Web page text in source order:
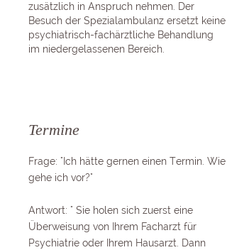
zusätzlich in Anspruch nehmen. Der
Besuch der Spezialambulanz ersetzt keine
psychiatrisch-fachärztliche Behandlung
im niedergelassenen Bereich.
Termine
Frage: "Ich hätte gernen einen Termin. Wie
gehe ich vor?"
Antwort: " Sie holen sich zuerst eine
Überweisung von Ihrem Facharzt für
Psychiatrie oder Ihrem Hausarzt. Dann